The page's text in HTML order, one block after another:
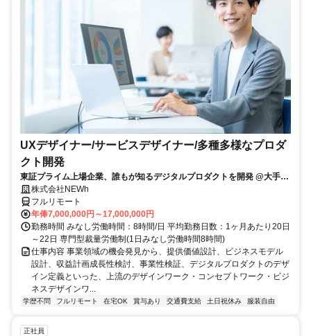
UXデザイナー/サービスデザイナー/多種多様なプロダ
クト開発
東証プライム上場企業、誰もが知るデジタルプロダクトを開発 @大手町
駅 株式会社NEWh
フルリモート
年俸7,000,000円～17,000,000円
勤務時間 みなし労働時間：8時間/日 平均勤務日数：1ヶ月あたり20日
～22日 専門型裁量労働制(1日みなし労働時間8時間)
仕事内容 事業領域の機会発見から、提供価値設計、ビジネスモデル
設計、収益計画成長性検討、事業性検証、デジタルプロダクトのデザ
イン定義といった、上流のデザインワーク・コンセプトワーク・ビジ
ネスデザインワ...
学歴不問 フルリモート 在宅OK 賞与あり 交通費支給 土日祝休み 服装自由
正社員